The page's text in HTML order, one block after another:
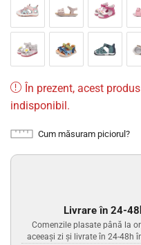
În prezent, acest
indisponibil.
Cum măsuram piciorul?
Livrare în 24-
Comenzile plasate până la
aceeași zi și livrate în 24-48h